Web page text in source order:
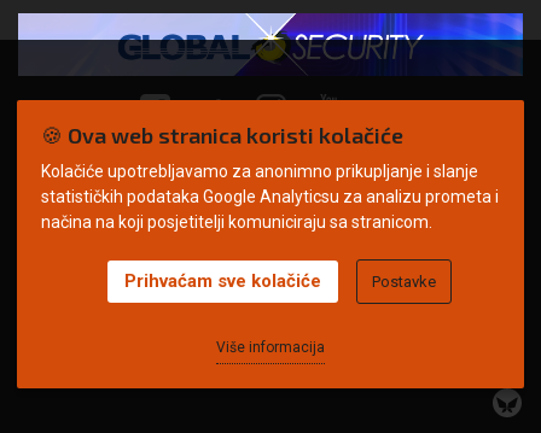
© Copyright 2026. | ARILEO
Uvjeti korištenja Politika privatnosti
Impressum
🍪 Ova web stranica koristi kolačiće
Kolačiće upotrebljavamo za anonimno prikupljanje i slanje
statističkih podataka Google Analyticsu za analizu prometa i
načina na koji posjetitelji komuniciraju sa stranicom.
Više informacija
Prihvaćam sve kolačiće Postavke